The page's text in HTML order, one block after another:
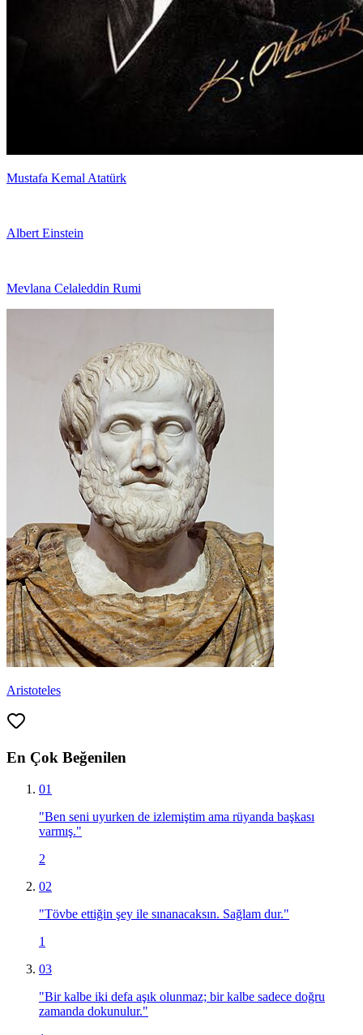
Mustafa Kemal Atatürk
Albert Einstein
Mevlana Celaleddin Rumi
Aristoteles
En Çok Beğenilen
01
"Ben seni uyurken de izlemiştim ama rüyanda başkası
varmış."
2
02
"Tövbe ettiğin şey ile sınanacaksın. Sağlam dur."
1
03
"Bir kalbe iki defa aşık olunmaz; bir kalbe sadece doğru
zamanda dokunulur."